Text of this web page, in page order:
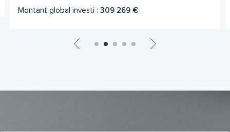
Montant global investi : 309 269 €